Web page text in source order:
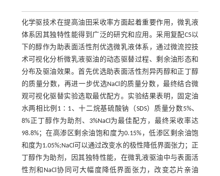
化学驱技术在提高油田采收率方面起着重要作用，微乳液
体系因其独特性能得到广泛的研究和应用。采用复配C5以
下的醇作为助表面活性剂优选微乳液体系，通过微流控技
术可视化分析微乳液驱油的动态驱替过程、剩余油形态和
分布及驱油效果。首先优选助表面活性剂异丙醇和正丁醇
的质量分数，再进一步优选NaCl的质量分数，最终结合微
观可视化驱替实验选取最优配方。实验结果表明，固定油
水两相比例1∶1、十二烷基硫酸钠（SDS）质量分数5%、
8%正丁醇作为助剂、3%NaCl为最佳配方，最终采收率达
98.8%；在高渗区剩余油饱和度为0.15%，低渗区剩余油饱
和度为1.05%;NaCl可以通过改变水的极性降低界面张力；正
丁醇作为助剂，因其独特性能，在微乳液驱油中与表面活
性剂和NaCl协同可大幅度降低界面张力，改变芯片亲油